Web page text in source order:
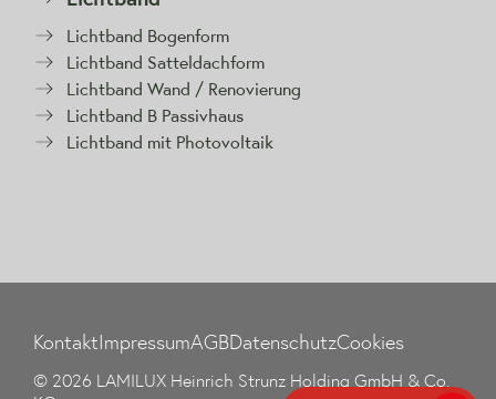
Lichtband Bogenform
Lichtband Satteldachform
Lichtband Wand / Renovierung
Lichtband B Passivhaus
Lichtband mit Photovoltaik
KontaktImpressumAGBDatenschutzCookies
© 2026 LAMILUX Heinrich Strunz Holding GmbH & Co.